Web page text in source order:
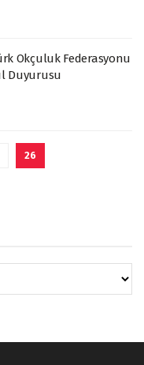
Okçuluk Federasyonu
Duyurusu
26